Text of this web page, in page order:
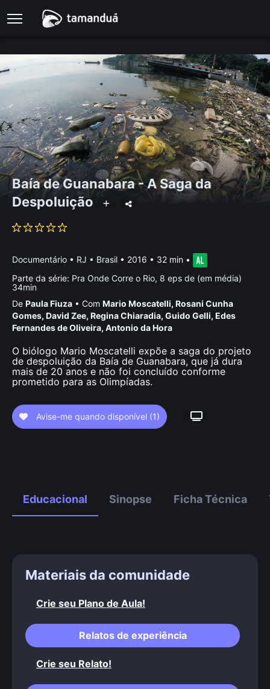
Baía de Guanabara - A Saga da
Despoluição
Documentário • RJ • Brasil • 2016 • 32 min •
Parte da série: Pra Onde Corre o Rio, 8 eps de (em média)
34min
De Paula Fiuza • Com Mario Moscatelli, Rosani Cunha
Gomes, David Zee, Regina Chiaradia, Guido Gelli, Edes
Fernandes de Oliveira, Antonio da Hora
O biólogo Mario Moscatelli expõe a saga do projeto
de despoluição da Baía de Guanabara, que já dura
mais de 20 anos e não foi concluído conforme
prometido para as Olimpíadas.
Avise-me quando disponível (1)
Educacional Sinopse Ficha Técnica
Materiais da comunidade
Crie seu Plano de Aula!
Relatos de experiência
Crie seu Relato!